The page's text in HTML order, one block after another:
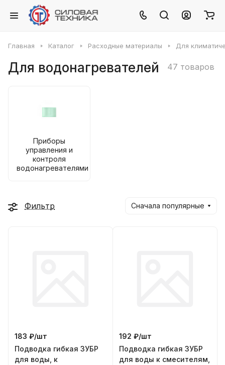
Главная Каталог Расходные материалы Для
Для водонагревателей 47 товаров
Приборы
управления и
контроля
водонагревателями
Фильтр Сначала популярные
183 ₽/шт
Подводка гибкая ЗУБР
для воды, к
192 ₽/шт
Подводка гибкая ЗУБР
для воды к смесителям,